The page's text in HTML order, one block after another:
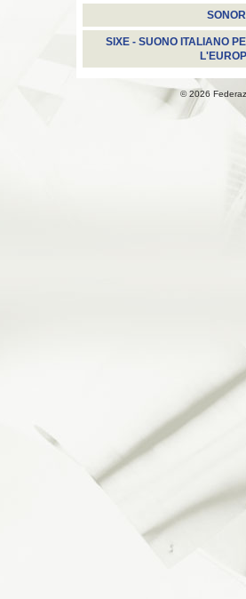
SIXE - SUONO ITALIANO
© 2026